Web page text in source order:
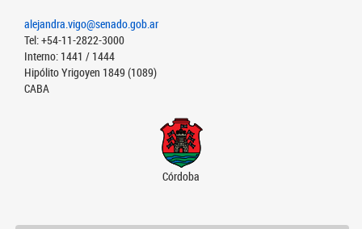
alejandra.vigo@senado.gob.ar
Tel: +54-11-2822-3000
Interno: 1441 / 1444
Hipólito Yrigoyen 1849 (1089)
CABA
Córdoba